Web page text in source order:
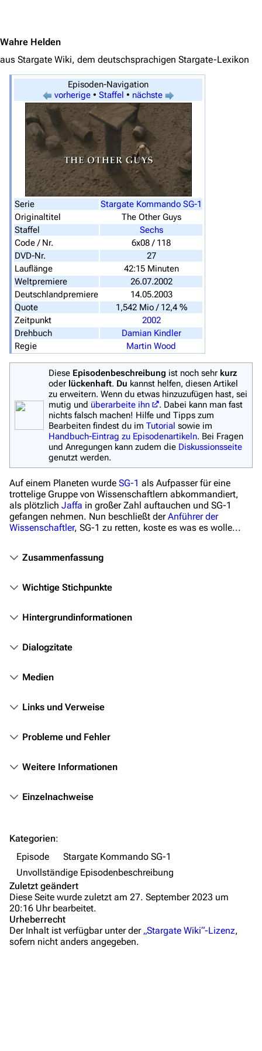
3639 2133 346.366
Navigation
Hauptseite
Zufälliger Artikel
Spezialseiten
Datei hochladen
Filme und Serien
Überblick
Stargate SG-1
Stargate Atlantis
Stargate Universe
Stargate Origins
Stargate Infinity
Stargate-Romane
Filme
Das Stargate-Universum
Themenportal
Völker
Orte
Kommerzielles
Autorenportal
Themengruppen
Wiki-Diskussion
Anfragen
Administrations-Übersicht
Löschantrag
Vandalismus melden
Wahre Helden
aus Stargate Wiki, dem deutschsprachigen Stargate-Lexikon
Episoden-Navigation
vorherige• Staffel • nächste
Serie
Stargate Kommando SG-1
Originaltitel
The Other Guys
Staffel
Sechs
Code / Nr.
6x08 / 118
DVD-Nr.
27
Lauflänge
42:15 Minuten
Weltpremiere
26.07.2002
Deutschlandpremiere
14.05.2003
Quote
1,542 Mio / 12,4 %
Zeitpunkt
2002
Drehbuch
Damian Kindler
Regie
Martin Wood
Diese Episodenbeschreibung ist noch sehr kurz
oder lückenhaft. Du kannst helfen, diesen Artikel
zu erweitern. Wenn du etwas hinzuzufügen hast, sei
mutig und überarbeite ihn
. Dabei kann man fast
nichts falsch machen! Hilfe und Tipps zum
Bearbeiten findest du im Tutorial sowie im
Handbuch-Eintrag zu Episodenartikeln. Bei Fragen
und Anregungen kann zudem die Diskussionsseite
genutzt werden.
Auf einem Planeten wurde SG-1 als Aufpasser für eine
trottelige Gruppe von Wissenschaftlern abkommandiert,
als plötzlich Jaffa in großer Zahl auftauchen und SG-1
gefangen nehmen. Nun beschließt derAnführer der
Wissenschaftler, SG-1 zu retten, koste es was es wolle...
Zusammenfassung
Wichtige Stichpunkte
Hintergrundinformationen
Dialogzitate
Medien
Links und Verweise
Probleme und Fehler
Weitere Informationen
Einzelnachweise
Kategorien:
Episode
Stargate Kommando SG-1
Unvollständige Episodenbeschreibung
Zuletzt geändert
Diese Seite wurde zuletzt am 27. September 2023 um
20:16 Uhr bearbeitet.
Urheberrecht
Der Inhalt ist verfügbar unter der „Stargate Wiki“-Lizenz,
sofern nicht anders angegeben.